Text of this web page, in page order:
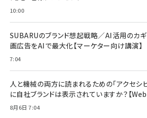
anan(アンアン)2026/07/08
￥880
ママ投資家が育休中に１億貯
組織の成果を最大化する ル
￥1,980
￥6,980
全ワイヤレスイヤホン/アクテ
技術基準適合】ブラック
￥5,990
Anker PowerLine III Flow
Pro/Air 各種対応 (1.8m ミッ
￥1,890
サッポロ 生ビール 黒ラベル
ル ケース買い【6/30応募〆切
10:00
SUBARUのブランド想起戦略／AI活用のカギ
画広告をAIで最大化【マーケター向け講演】
7:04
人と機械の両方に読まれるための「アクセシ
に自社ブランドは表示されていますか？【
8月6日 7:04